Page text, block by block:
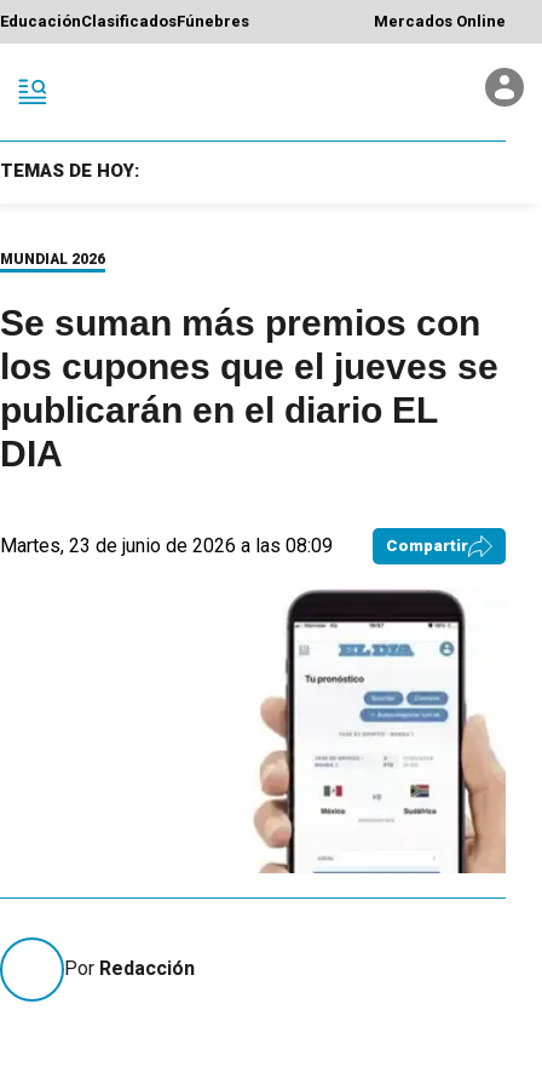
EducaciónClasificadosFúnebres Mercados Online
TEMAS DE HOY:
MUNDIAL 2026
Se suman más premios con
los cupones que el jueves se
publicarán en el diario EL
DIA
Martes, 23 de junio de 2026 a las 08:09 Compartir
Por Redacción